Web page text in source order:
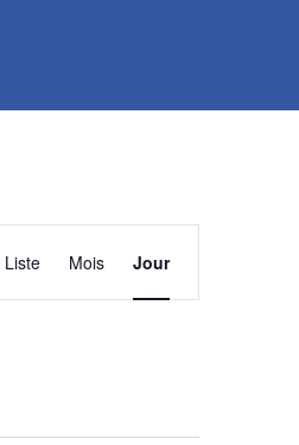
Navigation
de
vues
Liste Mois Jour